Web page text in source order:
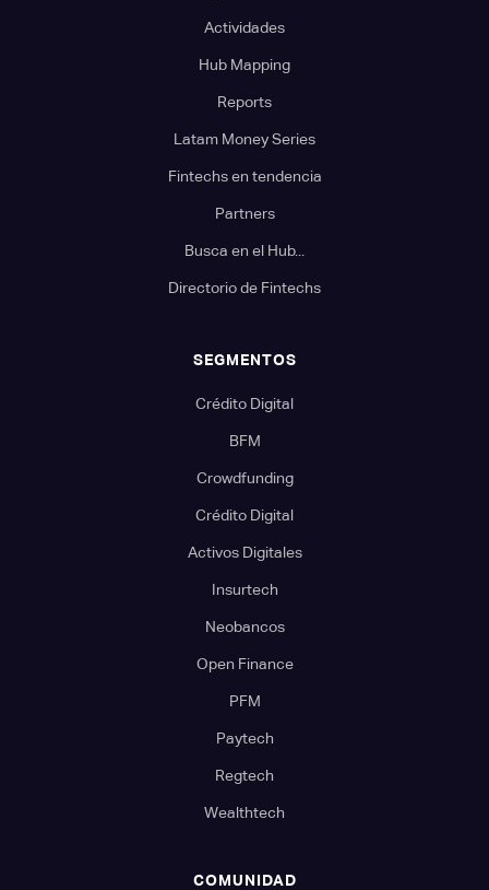
Actividades
Hub Mapping
Reports
Latam Money Series
Fintechs en tendencia
Partners
Busca en el Hub...
Directorio de Fintechs
SEGMENTOS
Crédito Digital
BFM
Crowdfunding
Crédito Digital
Activos Digitales
Insurtech
Neobancos
Open Finance
PFM
Paytech
Regtech
Wealthtech
COMUNIDAD